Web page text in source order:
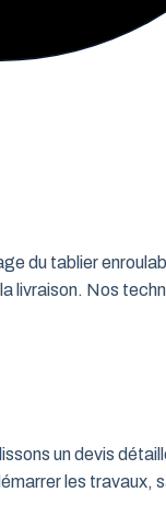
du tablier
livraison. Nos
un devis
les travaux,